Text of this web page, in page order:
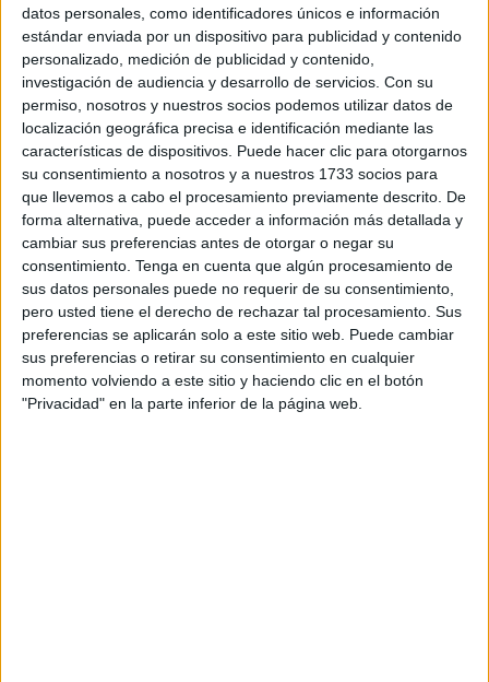
datos personales, como identificadores únicos e información
estándar enviada por un dispositivo para publicidad y contenido
personalizado, medición de publicidad y contenido,
investigación de audiencia y desarrollo de servicios. Con su
permiso, nosotros y nuestros socios podemos utilizar datos de
localización geográfica precisa e identificación mediante las
características de dispositivos. Puede hacer clic para otorgarnos
su consentimiento a nosotros y a nuestros 1733 socios para
que llevemos a cabo el procesamiento previamente descrito. De
forma alternativa, puede acceder a información más detallada y
cambiar sus preferencias antes de otorgar o negar su
consentimiento. Tenga en cuenta que algún procesamiento de
sus datos personales puede no requerir de su consentimiento,
pero usted tiene el derecho de rechazar tal procesamiento. Sus
preferencias se aplicarán solo a este sitio web. Puede cambiar
sus preferencias o retirar su consentimiento en cualquier
momento volviendo a este sitio y haciendo clic en el botón
"Privacidad" en la parte inferior de la página web.
Ceuta
POR ISABEL JIMÉNEZ 16/04/2026 1
Ni catálogos ni algoritmos: ¿Cómo contactar
con la Protectora para adoptar una mascota?
POR ISABEL JIMÉNEZ 05/04/2026 0
La historia de Atlas: de vagar herido por el
Príncipe a soñar con un hogar
POR ISABEL JIMÉNEZ 08/03/2026 0
“No llegamos a tiempo”: la Protectora
lamenta la muerte de un cachorro
abandonado en una carretera
POR ISABEL JIMÉNEZ 01/03/2026 0
El Pleno respalda al PSOE en su petición de
mejoras en el centro zoosanitario